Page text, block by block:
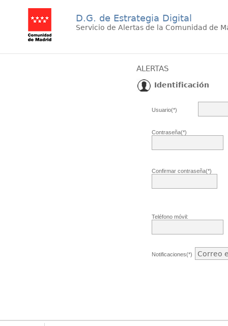
D.G. de Estrategia Digital
Servicio de Alertas de la Comunidad de
ALERTAS
Identificación
Usuario(*)
Contraseña(*)
Confirmar contraseña(*)
Teléfono móvil:
Notificaciones(*)